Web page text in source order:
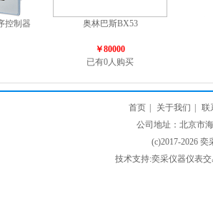
控制器 奥林巴斯BX53
￥80000
已有0人购买
首页 关于我们
联
公司地址：北京市
(c)2017-2026
技术支持:奕采仪器仪表